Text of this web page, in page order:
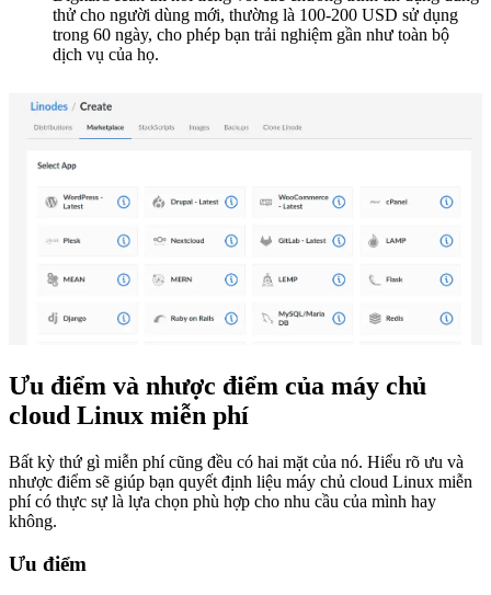
thử cho người dùng mới, thường là 100-200 USD sử dụng
trong 60 ngày, cho phép bạn trải nghiệm gần như toàn bộ
dịch vụ của họ.
Ưu điểm và nhược điểm của máy chủ
cloud Linux miễn phí
Bất kỳ thứ gì miễn phí cũng đều có hai mặt của nó. Hiểu rõ ưu và
nhược điểm sẽ giúp bạn quyết định liệu máy chủ cloud Linux miễn
phí có thực sự là lựa chọn phù hợp cho nhu cầu của mình hay
không.
Ưu điểm